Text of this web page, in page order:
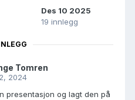
Des 10 2025
19 innlegg
Tomren
2024
presentasjon og lagt den på